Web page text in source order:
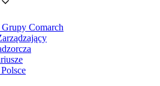
Grupy Comarch